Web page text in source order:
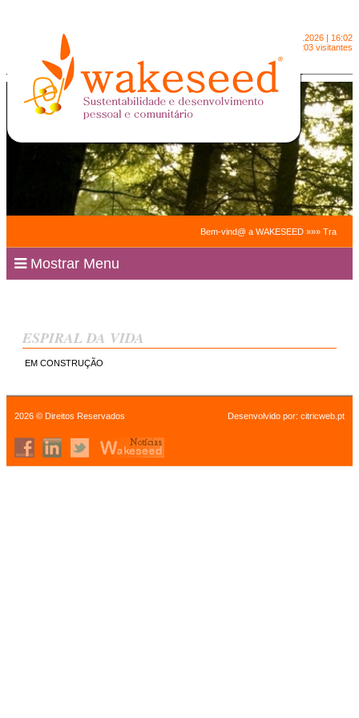
8.8.2026 | 16:02
2091203 visitantes
Bem-vind@ a WAKESEED »»»
Mostrar Menu
ESPIRAL DA VIDA
EM CONSTRUÇÃO
2026 © Direitos Reservados Desenvolvido por: citricweb.pt